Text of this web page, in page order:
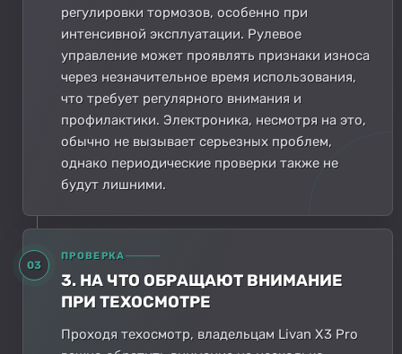
регулировки тормозов, особенно при
интенсивной эксплуатации. Рулевое
управление может проявлять признаки износа
через незначительное время использования,
что требует регулярного внимания и
профилактики. Электроника, несмотря на это,
обычно не вызывает серьезных проблем,
однако периодические проверки также не
будут лишними.
03
ПРОВЕРКА
3. НА ЧТО ОБРАЩАЮТ ВНИМАНИЕ
ПРИ ТЕХОСМОТРЕ
Проходя техосмотр, владельцам Livan X3 Pro